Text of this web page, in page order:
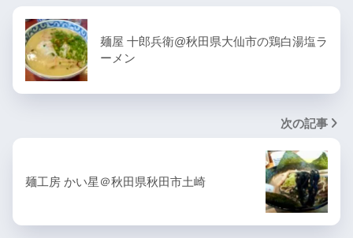
麺屋 十郎兵衛@秋田県大仙市の鶏白湯塩ラ
ーメン
次の記事
麺工房 かい星＠秋田県秋田市土崎